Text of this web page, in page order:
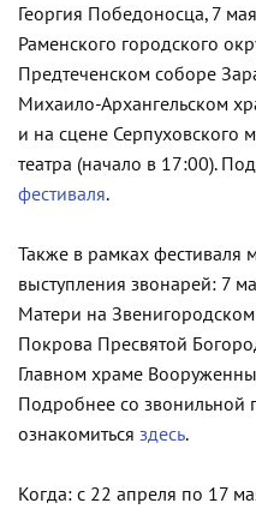
Георгия Победоносца, 7
Раменского городского
Предтеченском соборе
Михаило-Архангельском
и на сцене Серпуховского
театра (начало в 17:00).
фестиваля.
Также в рамках фестиваля
выступления звонарей: 7
Матери на
Покрова Пресвятой
Главном храме
Подробнее со
ознакомиться здесь.
Когда: с 22 апреля по 17